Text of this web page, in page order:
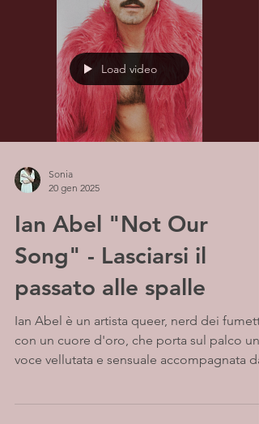
Load video
Sonia
20 gen 2025
Ian Abel "Not Our
Song" - Lasciarsi il
passato alle spalle
Ian Abel è un artista queer, nerd dei fumetti
con un cuore d'oro, che porta sul palco una
voce vellutata e sensuale accompagnata